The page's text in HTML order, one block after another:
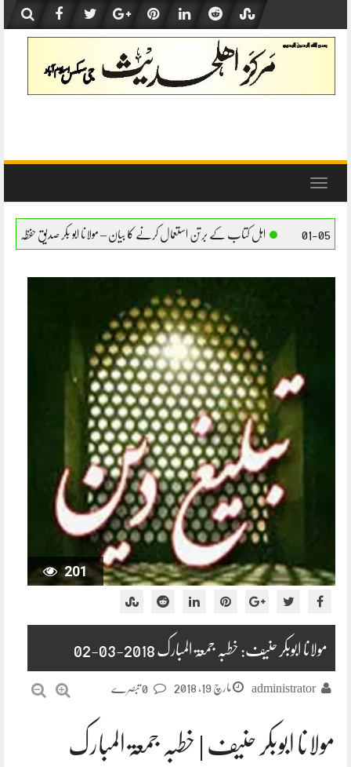
content
Toggle
کے برتن استعمال کرنے کا بیان – مولانا ابو بکر صدیق حفظہ اللہ اہل کتاب کے برتن
201
مولانا ابوبکر حنیف: خطبہ جمعۃ المبارک 2018-03-02
administrator مارچ 19, 2018
مولانا ابوبکر حنیف | خطبہ جمعۃ المبارک